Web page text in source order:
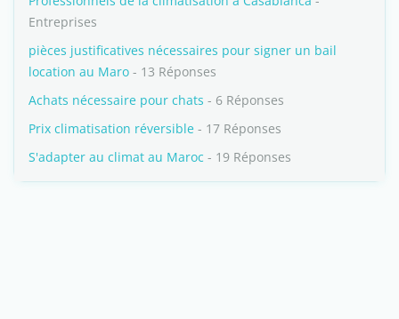
Entreprises
pièces justificatives nécessaires pour signer un bail
location au Maro - 13 Réponses
Achats nécessaire pour chats - 6 Réponses
Prix climatisation réversible - 17 Réponses
S'adapter au climat au Maroc - 19 Réponses